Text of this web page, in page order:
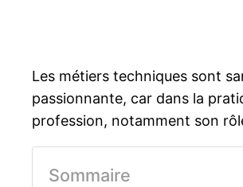
Les métiers techniques sont
passionnante, car dans la
profession, notamment son
Sommaire